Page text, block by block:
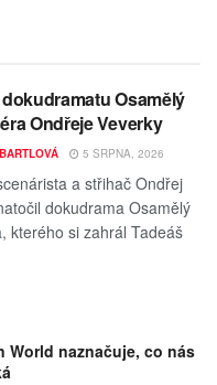
Osamělý
Ondřeje Veverky
5 SRPNA, 2026
a střihač Ondřej
dokudrama Osamělý
kterého si zahrál Tadeáš
World naznačuje, co nás